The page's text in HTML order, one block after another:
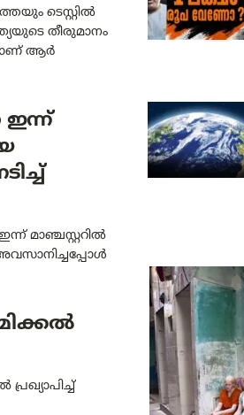
ടെസ്റ്റിൽ
തീരുമാനം
ആർ
മാഞ്ചസ്റ്ററിൽ